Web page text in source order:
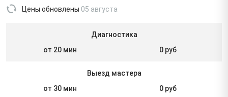
Цены обновлены 05 августа
Диагностика
от 20 мин
0 руб
Выезд мастера
от 30 мин
0 руб